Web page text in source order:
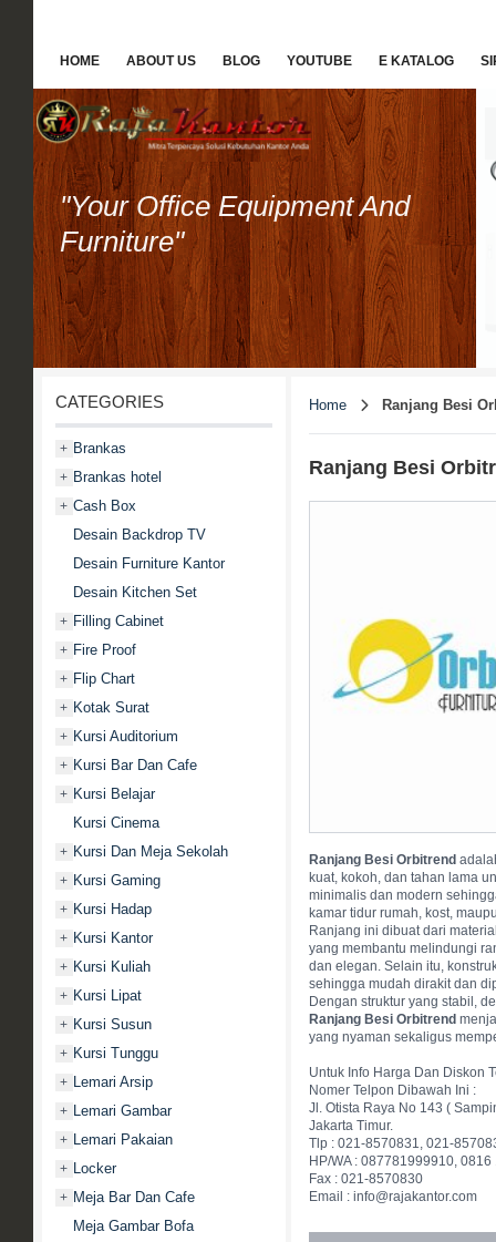
HOME ABOUT US BLOG YOUTUBE E KATALOG
"Your Office Equipment And
Furniture"
CATEGORIES
+ Brankas
+ Brankas hotel
+ Cash Box
Desain Backdrop TV
Desain Furniture Kantor
Desain Kitchen Set
+ Filling Cabinet
+ Fire Proof
+ Flip Chart
+ Kotak Surat
+ Kursi Auditorium
+ Kursi Bar Dan Cafe
+ Kursi Belajar
Kursi Cinema
+ Kursi Dan Meja Sekolah
+ Kursi Gaming
+ Kursi Hadap
+ Kursi Kantor
+ Kursi Kuliah
+ Kursi Lipat
+ Kursi Susun
+ Kursi Tunggu
+ Lemari Arsip
+ Lemari Gambar
+ Lemari Pakaian
+ Locker
+ Meja Bar Dan Cafe
Meja Gambar Bofa
Home Ranjang Besi
Ranjang Besi
Ranjang Besi Orbitrend
kuat, kokoh, dan tahan lama
minimalis dan modern
kamar tidur rumah, kost,
Ranjang ini dibuat dari
yang membantu melindungi
dan elegan. Selain itu,
sehingga mudah dirakit dan
Dengan struktur yang stabil,
Ranjang Besi Orbitrend
yang nyaman sekaligus
Untuk Info Harga Dan Diskon
Nomer Telpon Dibawah Ini :
Jl. Otista Raya No 143 (
Jakarta Timur.
Tlp : 021-8570831, 021-
HP/WA : 087781999910,
Fax : 021-8570830
Email : info@rajakantor.com